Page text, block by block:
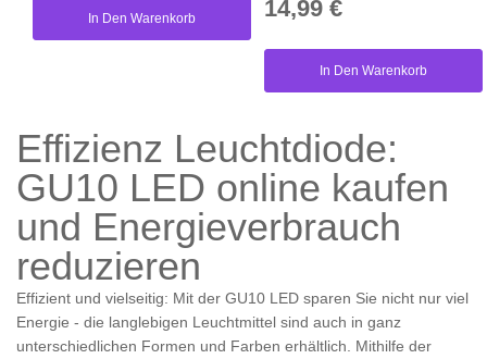
In Den Warenkorb 14,99 €
In Den Warenkorb
Effizienz Leuchtdiode:
GU10 LED online kaufen
und Energieverbrauch
reduzieren
Effizient und vielseitig: Mit der GU10 LED sparen Sie nicht nur viel
Energie - die langlebigen Leuchtmittel sind auch in ganz
unterschiedlichen Formen und Farben erhältlich. Mithilfe der